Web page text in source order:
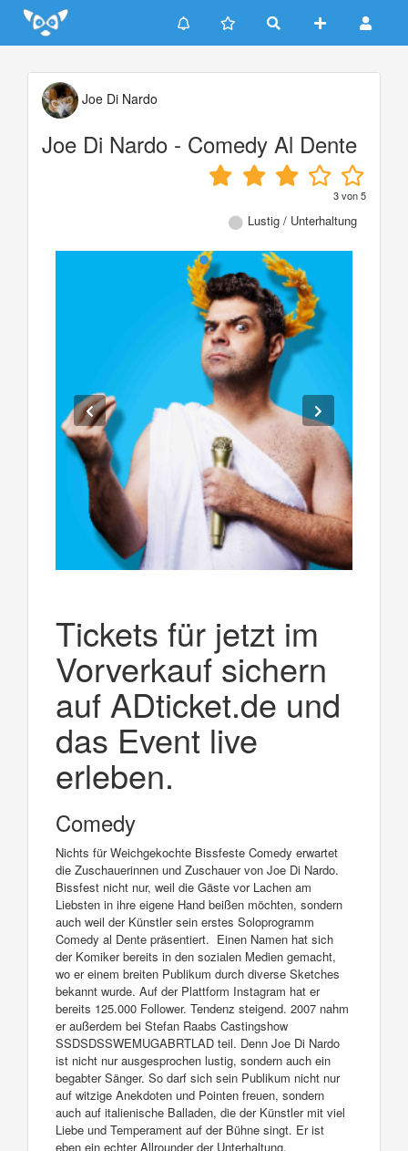
Update cookies preferences
Joe Di Nardo
Joe Di Nardo - Comedy Al Dente
3von5
Lustig / Unterhaltung
Tickets für jetzt im
Vorverkauf sichern
auf ADticket.de und
das Event live
erleben.
Comedy
Nichts für Weichgekochte Bissfeste Comedy erwartet
die Zuschauerinnen und Zuschauer von Joe Di Nardo.
Bissfest nicht nur, weil die Gäste vor Lachen am
Liebsten in ihre eigene Hand beißen möchten, sondern
auch weil der Künstler sein erstes Soloprogramm
Comedy al Dente präsentiert. Einen Namen hat sich
der Komiker bereits in den sozialen Medien gemacht,
wo er einem breiten Publikum durch diverse Sketches
bekannt wurde. Auf der Plattform Instagram hat er
bereits 125.000 Follower. Tendenz steigend. 2007 nahm
er außerdem bei Stefan Raabs Castingshow
SSDSDSSWEMUGABRTLAD teil. Denn Joe Di Nardo
ist nicht nur ausgesprochen lustig, sondern auch ein
begabter Sänger. So darf sich sein Publikum nicht nur
auf witzige Anekdoten und Pointen freuen, sondern
auch auf italienische Balladen, die der Künstler mit viel
Liebe und Temperament auf der Bühne singt. Er ist
eben ein echter Allrounder der Unterhaltung.